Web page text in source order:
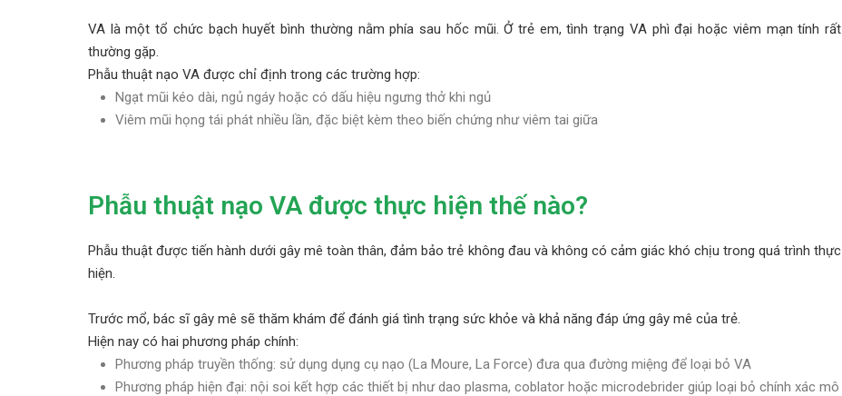
VA là một tổ chức bạch huyết bình thường nằm phía sau hốc mũi. Ở trẻ em, tình trạng VA phì đại hoặc viêm mạn tính rất
thường gặp.
Phẫu thuật nạo VA được chỉ định trong các trường hợp:
Ngạt mũi kéo dài, ngủ ngáy hoặc có dấu hiệu ngưng thở khi ngủ
Viêm mũi họng tái phát nhiều lần, đặc biệt kèm theo biến chứng như viêm tai giữa
Phẫu thuật nạo VA được thực hiện thế nào?
Phẫu thuật được tiến hành dưới gây mê toàn thân, đảm bảo trẻ không đau và không có cảm giác khó chịu trong quá trình thực
hiện.
Trước mổ, bác sĩ gây mê sẽ thăm khám để đánh giá tình trạng sức khỏe và khả năng đáp ứng gây mê của trẻ.
Hiện nay có hai phương pháp chính:
Phương pháp truyền thống: sử dụng dụng cụ nạo (La Moure, La Force) đưa qua đường miệng để loại bỏ VA
Phương pháp hiện đại: nội soi kết hợp các thiết bị như dao plasma, coblator hoặc microdebrider giúp loại bỏ chính xác mô